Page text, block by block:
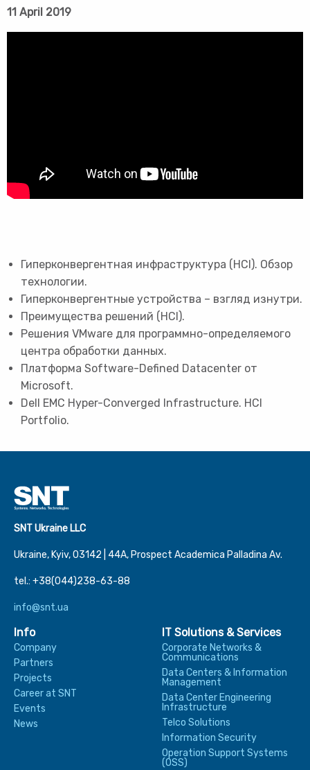
11 April 2019
Гиперконвергентная инфраструктура (HCI). Обзор
технологии.
Гиперконвергентные устройства – взгляд изнутри.
Преимущества решений (HCI).
Решения VMware для программно-определяемого
центра обработки данных.
Платформа Software-Defined Datacenter от
Microsoft.
Dell EMC Hyper-Converged Infrastructure. HCI
Portfolio.
SNT Ukraine LLC
Ukraine, Kyiv, 03142 | 44А, Prospect Academica Palladina Av.
tel.: +38(044)238-63-88
info@snt.ua
Info
Company
Partners
Projects
Career at SNT
Events
News
IT Solutions & Services
Corporate Networks &
Communications
Data Centers & Information
Management
Data Center Engineering
Infrastructure
Telco Solutions
Information Security
Operation Support Systems
(OSS)